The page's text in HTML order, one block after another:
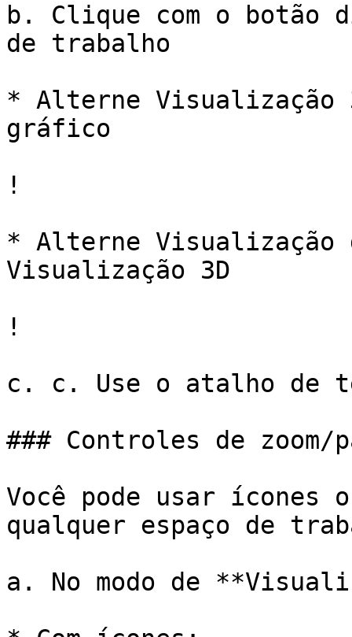
b. Clique com o botão
de trabalho
* Alterne Visualização
gráfico
!
* Alterne Visualização
Visualização 3D
!
c. c. Use o atalho de
### Controles de zoom/
Você pode usar ícones
qualquer espaço de
a. No modo de